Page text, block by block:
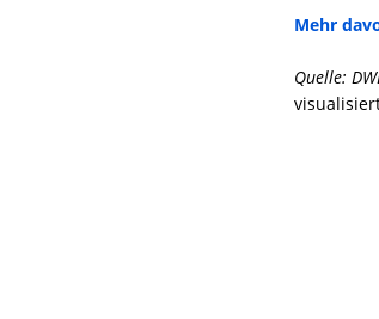
Mehr
Quelle: